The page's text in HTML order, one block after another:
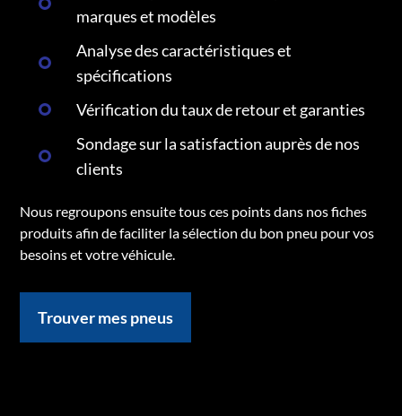
marques et modèles
Analyse des caractéristiques et
spécifications
Vérification du taux de retour et garanties
Sondage sur la satisfaction auprès de nos
clients
Nous regroupons ensuite tous ces points dans nos fiches
produits afin de faciliter la sélection du bon pneu pour vos
besoins et votre véhicule.
Trouver mes pneus